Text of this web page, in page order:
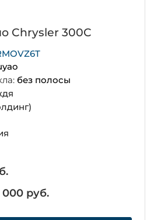
Chrysler 300C
без полосы
000 руб.